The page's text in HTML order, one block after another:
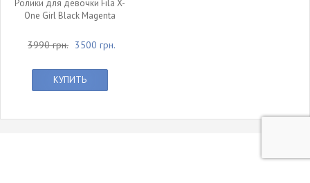
Ролики для девочки Fila X-
One Girl Black Magenta
3990 грн. 3500 грн.
КУПИТЬ